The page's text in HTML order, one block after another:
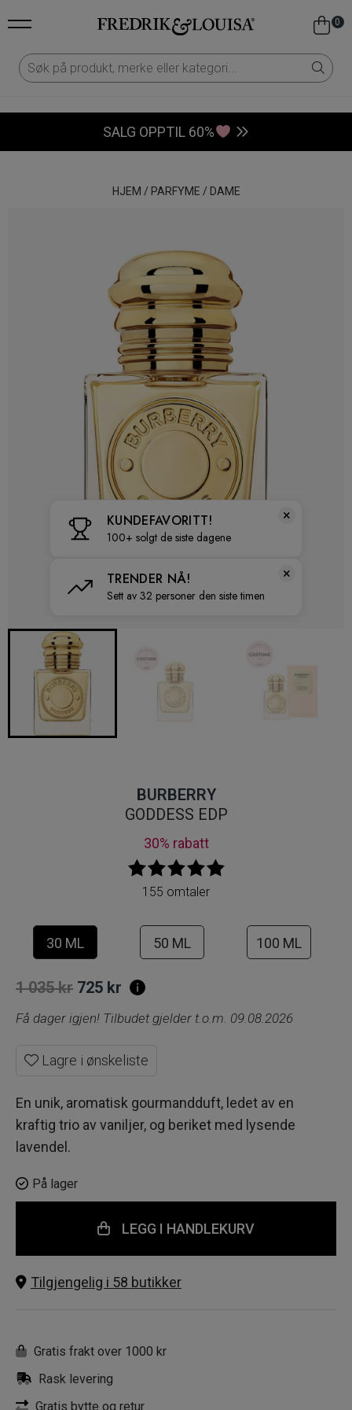
0
SALG OPPTIL 60%
HJEM / PARFYME / DAME
KUNDEFAVORITT!
100+ solgt de siste dagene
×
TRENDER NÅ!
Sett av 32 personer den siste timen
×
BURBERRY
GODDESS EDP
30% rabatt
155 omtaler
30 ML 50 ML 100 ML
1 035kr Opprinnelig
pris
1
725 kr Nåværende
pris
725 kr.
Få dager igjen! Tilbudet gjelder t.o.m. 09.08.2026
Lagre i ønskeliste
En unik, aromatisk gourmandduft, ledet av en
kraftig trio av vaniljer, og beriket med lysende
lavendel.
På lager
LEGG I HANDLEKURV
Tilgjengelig i 58 butikker
Gratis frakt over 1000 kr
Rask levering
Gratis bytte og retur